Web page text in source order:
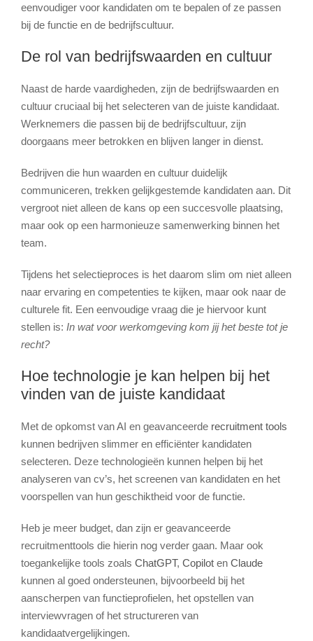
eenvoudiger voor kandidaten om te bepalen of ze passen
bij de functie en de bedrijfscultuur.
De rol van bedrijfswaarden en cultuur
Naast de harde vaardigheden, zijn de bedrijfswaarden en
cultuur cruciaal bij het selecteren van de juiste kandidaat.
Werknemers die passen bij de bedrijfscultuur, zijn
doorgaans meer betrokken en blijven langer in dienst.
Bedrijven die hun waarden en cultuur duidelijk
communiceren, trekken gelijkgestemde kandidaten aan. Dit
vergroot niet alleen de kans op een succesvolle plaatsing,
maar ook op een harmonieuze samenwerking binnen het
team.
Tijdens het selectieproces is het daarom slim om niet alleen
naar ervaring en competenties te kijken, maar ook naar de
culturele fit. Een eenvoudige vraag die je hiervoor kunt
stellen is: In wat voor werkomgeving kom jij het beste tot je
recht?
Hoe technologie je kan helpen bij het
vinden van de juiste kandidaat
Met de opkomst van AI en geavanceerde recruitment tools
kunnen bedrijven slimmer en efficiënter kandidaten
selecteren. Deze technologieën kunnen helpen bij het
analyseren van cv’s, het screenen van kandidaten en het
voorspellen van hun geschiktheid voor de functie.
Heb je meer budget, dan zijn er geavanceerde
recruitmenttools die hierin nog verder gaan. Maar ook
toegankelijke tools zoals ChatGPT, Copilot en Claude
kunnen al goed ondersteunen, bijvoorbeeld bij het
aanscherpen van functieprofielen, het opstellen van
interviewvragen of het structureren van
kandidaatvergelijkingen.